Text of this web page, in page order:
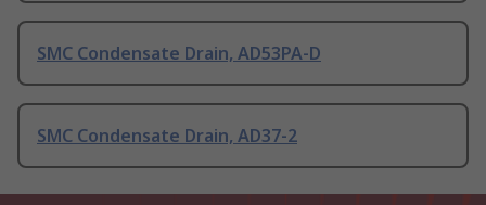
SMC Condensate Drain, AD53PA-D
SMC Condensate Drain, AD37-2